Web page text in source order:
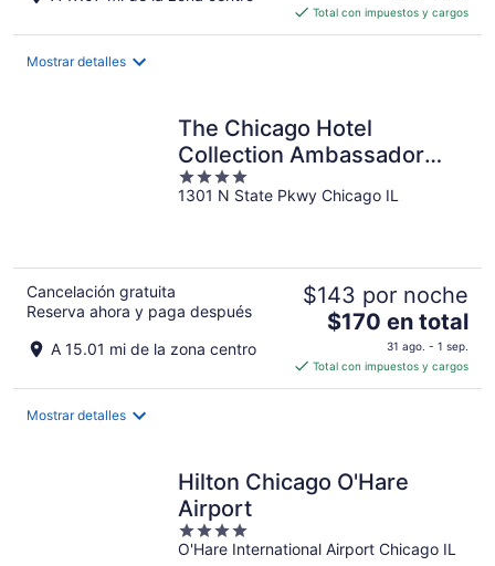
es
de
por
noche
Total con impuestos y cargos
Mostrar detalles
The Chicago Hotel
Collection Ambassador
Gold Coast
4
out
1301 N State Pkwy Chicago IL
Cancelación gratuita
Reserva ahora y paga después
A 15.01 mi de la zona centro
$143 por noche
El
es
de
por
noche
$170 en total
31 ago. - 1 sep.
Total con impuestos y cargos
Mostrar detalles
Hilton Chicago O'Hare
Airport
4
out
O'Hare International Airport Chicago IL